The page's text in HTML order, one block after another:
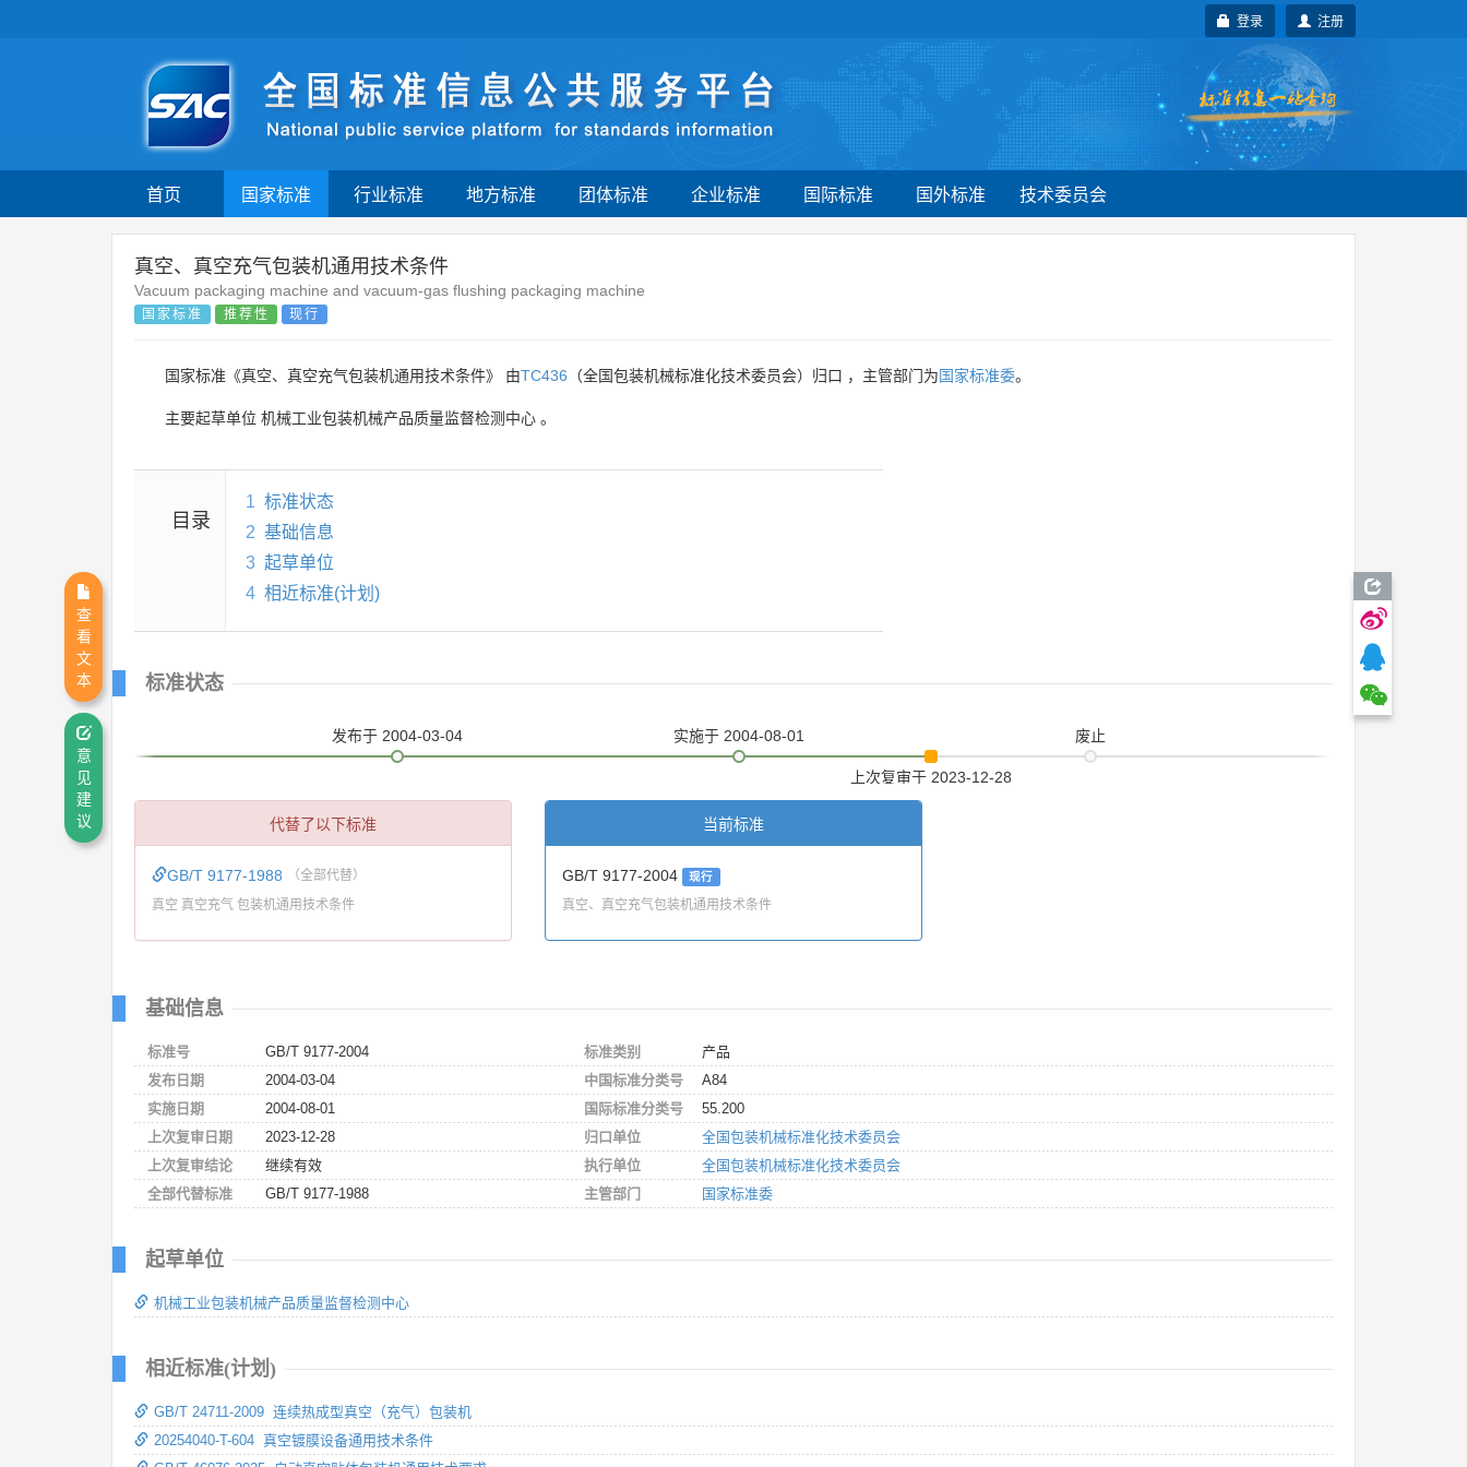
注册
登录
首页 国家标准 行业标准 地方标准 团体标准 企业标准 国际标准 国外标准 技术委员会
真空、真空充气包装机通用技术条件
Vacuum packaging machine and vacuum-gas flushing packaging machine
国家标准 推荐性 现行
国家标准《真空、真空充气包装机通用技术条件》 由TC436 （全国包装机械标准化技术委员会）归口 ，主管部门为国家标准委。
主要起草单位 机械工业包装机械产品质量监督检测中心 。
目录
1 标准状态
2 基础信息
3 起草单位
4 相近标准(计划)
标准状态
发布于 2004-03-04 实施于 2004-08-01
上次复审于 2023-12-28
废止
代替了以下标准
GB/T 9177-1988 （全部代替）
真空 真空充气 包装机通用技术条件
当前标准
GB/T 9177-2004 现行
真空、真空充气包装机通用技术条件
基础信息
标准号
GB/T 9177-2004
发布日期
2004-03-04
实施日期
2004-08-01
上次复审日期
2023-12-28
上次复审结论
继续有效
全部代替标准
GB/T 9177-1988
标准类别
产品
中国标准分类号
A84
国际标准分类号
55.200
归口单位
全国包装机械标准化技术委员会
执行单位
全国包装机械标准化技术委员会
主管部门
国家标准委
起草单位
机械工业包装机械产品质量监督检测中心
相近标准(计划)
GB/T 24711-2009 连续热成型真空（充气）包装机
20254040-T-604 真空镀膜设备通用技术条件
查
看
文
本
意
见
建
议